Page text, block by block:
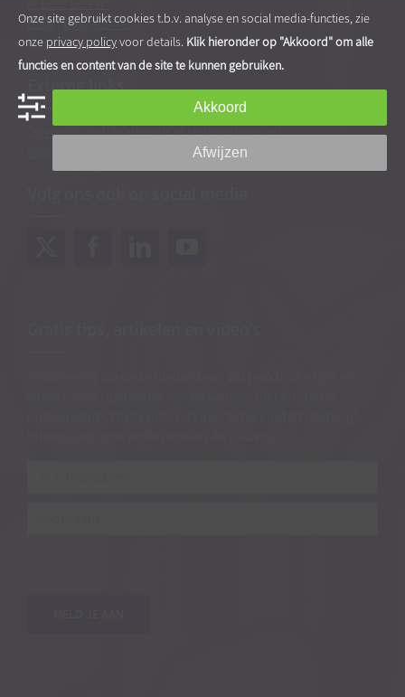
Blog|Blogarchief
Contact & route
Externe links
OpvoedcoachAcademie.nl(e-learning site)
(webshop coachingmaterialen)
Onze site gebruikt cookies t.b.v. analyse en social media-functies, zie
onze privacy policyvoor details. Klik hieronder op "Akkoord" om alle
functies en content van de site te kunnen gebruiken.
Akkoord
Afwijzen